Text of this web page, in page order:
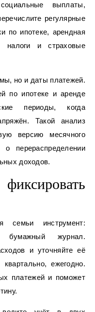
выплаты,
регулярные
по ипотеке, арендная
налоги и страховые
но и даты платежей.
по ипотеке и аренде
периоды, когда
Такой анализ
версию месячного
перераспределении
доходов.
семьи инструмент:
бумажный журнал.
и уточняйте её
ежегодно.
платежей и поможет